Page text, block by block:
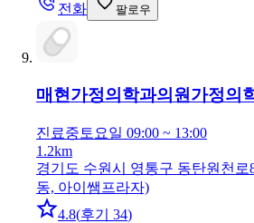
전화 팔로우
매현가정의학과의원 가정의
진료중 토요일 09:00 ~ 13:00
1.2km
경기도 수원시 영통구 동탄원천로
동, 아이쌤프라자)
4.8(후기 34)